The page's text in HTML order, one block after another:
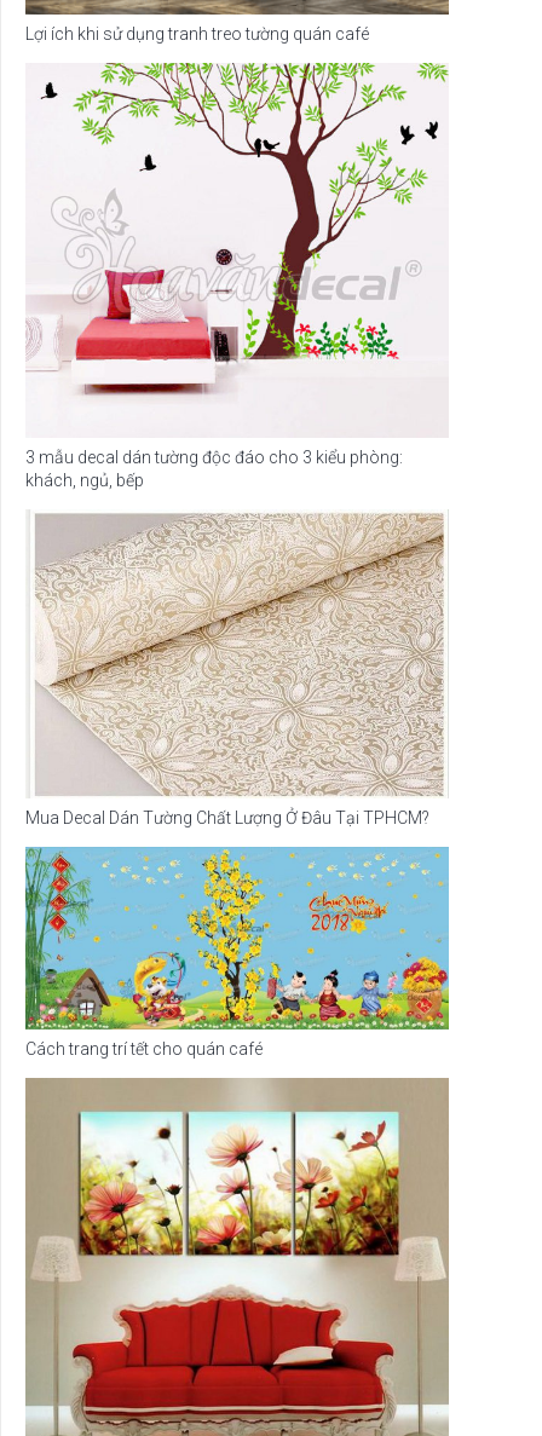
Lợi ích khi sử dụng tranh treo tường quán café
3 mẫu decal dán tường độc đáo cho 3 kiểu phòng:
khách, ngủ, bếp
Mua Decal Dán Tường Chất Lượng Ở Đâu Tại TPHCM?
Cách trang trí tết cho quán café